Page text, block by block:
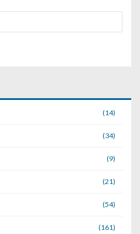
(14)
(34)
(9)
(21)
(54)
(161)